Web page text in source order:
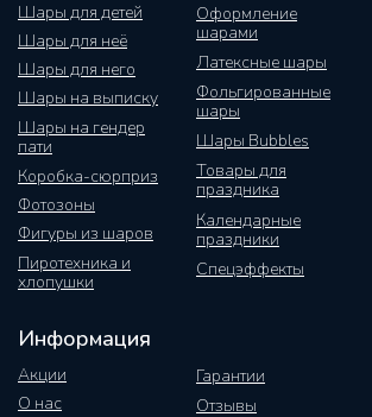
Шары для детей
Шары для неё
Шары на выписку
Шары на гендер
пати
Коробка-сюрприз
Фотозоны
Оформление
шарами
Фигуры из шаров
Латексные шары
Фольгированные
шары
Шары Bubbles
Шары для него
Товары для
праздника
Календарные
праздники
Пиротехника и
хлопушки
Спецэффекты
Информация
Акции
О нас
Гарантии
Отзывы